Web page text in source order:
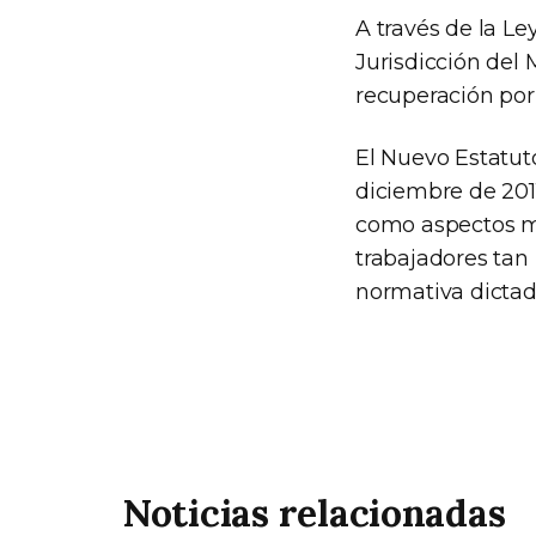
A través de la
Jurisdicción del
recuperación
El Nuevo
diciembre de
como aspectos
trabajadores
normativa
Noticias relacionadas